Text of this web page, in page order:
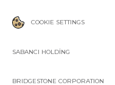
COOKIE SETTINGS
SABANCI HOLDİNG
BRIDGESTONE CORPORATION